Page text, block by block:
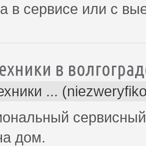
в сервисе или с
в
...
дом.